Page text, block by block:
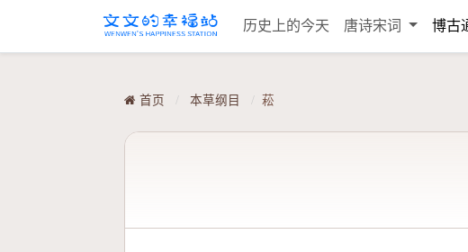
历史上的今天 唐诗宋词 博古
首页 / 本草纲目 / 菘